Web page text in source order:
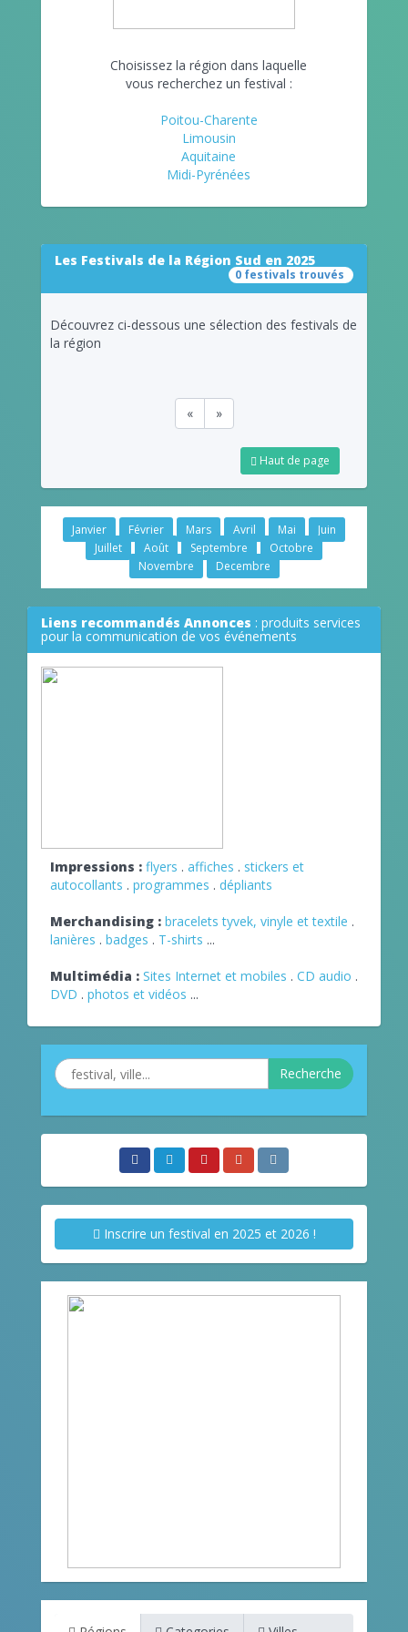
Choisissez la région dans laquelle
vous recherchez un festival :
Poitou-Charente
Limousin
Aquitaine
Midi-Pyrénées
Les Festivals de la Région Sud en 2025
0 festivals trouvés
Découvrez ci-dessous une sélection des festivals de
la région
« »
Haut de page
Janvier Février Mars Avril Mai
Juin
Juillet
Août Septembre
Octobre
Novembre
Decembre
Liens recommandés Annonces : produits services
pour la communication de vos événements
Impressions : flyers . affiches . stickers et
autocollants . programmes . dépliants
Merchandising : bracelets tyvek, vinyle et textile .
lanières . badges . T-shirts ...
Multimédia : Sites Internet et mobiles . CD audio .
DVD . photos et vidéos ...
Recherche
Inscrire un festival en 2025 et 2026 !